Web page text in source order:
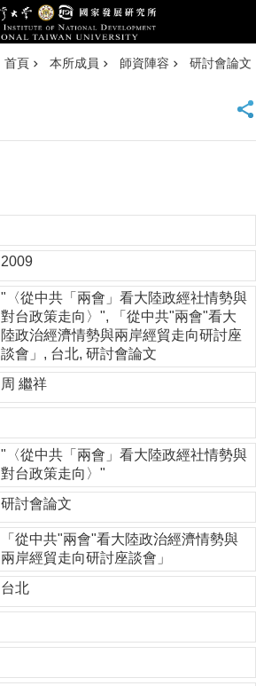
首頁 本所成員 師資陣容 研討會論文
2009
"〈從中共「兩會」看大陸政經社情勢與
對台政策走向〉", 「從中共"兩會"看大
陸政治經濟情勢與兩岸經貿走向研討座
談會」, 台北, 研討會論文
周 繼祥
"〈從中共「兩會」看大陸政經社情勢與
對台政策走向〉"
研討會論文
「從中共"兩會"看大陸政治經濟情勢與
兩岸經貿走向研討座談會」
台北